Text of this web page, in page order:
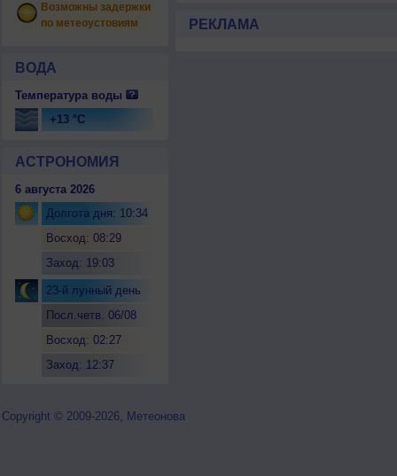
Возможны задержки
по метеоустовиям
ВОДА
Температура воды
+13 °C
АСТРОНОМИЯ
6 августа 2026
Долгота дня: 10:34
Восход: 08:29
Заход: 19:03
23-й лунный день
Посл.четв. 06/08
Восход: 02:27
Заход: 12:37
РЕКЛАМА
Copyright © 2009-2026, Метеонова